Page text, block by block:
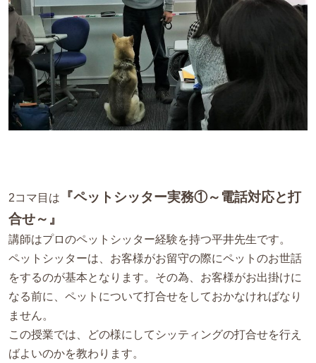
2コマ目は
『ペットシッター実務①～電話対応と打
合せ～』
講師はプロのペットシッター経験を持つ平井先生です。
ペットシッターは、お客様がお留守の際にペットのお世話
をするのが基本となります。その為、お客様がお出掛けに
なる前に、ペットについて打合せをしておかなければなり
ません。
この授業では、どの様にしてシッティングの打合せを行え
ばよいのかを教わります。